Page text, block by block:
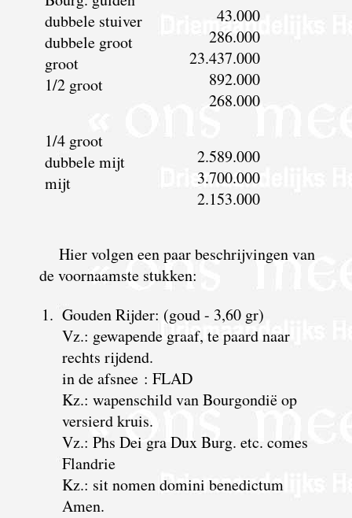
dubbele stuiver
dubbele groot
groot
1/2 groot
43.000
286.000
23.437.000
892.000
268.000
1/4 groot
dubbele mijt
mijt
2.589.000
3.700.000
2.153.000
Hier volgen een paar beschrijvingen van
de voornaamste stukken:
1. Gouden Rijder: (goud - 3,60 gr)
Vz.: gewapende graaf, te paard naar
rechts rijdend.
in de afsnee : FLAD
Kz.: wapenschild van Bourgondië op
versierd kruis.
Vz.: Phs Dei gra Dux Burg. etc. comes
Flandrie
Kz.: sit nomen domini benedictum
Amen.